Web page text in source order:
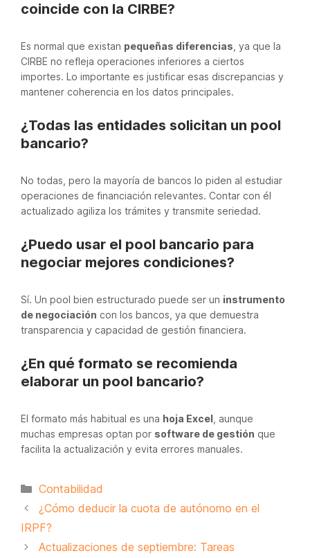
coincide con la CIRBE?
Es normal que existan pequeñas diferencias , ya que la
CIRBE no refleja operaciones inferiores a ciertos
importes. Lo importante es justificar esas discrepancias y
mantener coherencia en los datos principales.
¿Todas las entidades solicitan un pool
bancario?
No todas, pero la mayoría de bancos lo piden al estudiar
operaciones de financiación relevantes. Contar con él
actualizado agiliza los trámites y transmite seriedad.
¿Puedo usar el pool bancario para
negociar mejores condiciones?
Sí. Un pool bien estructurado puede ser un instrumento
de negociación con los bancos, ya que demuestra
transparencia y capacidad de gestión financiera.
¿En qué formato se recomienda
elaborar un pool bancario?
El formato más habitual es una hoja Excel , aunque
muchas empresas optan por software de gestión que
facilita la actualización y evita errores manuales.
Categorías
Contabilidad
¿Cómo deducir la cuota de autónomo en el
IRPF?
Actualizaciones de septiembre: Tareas